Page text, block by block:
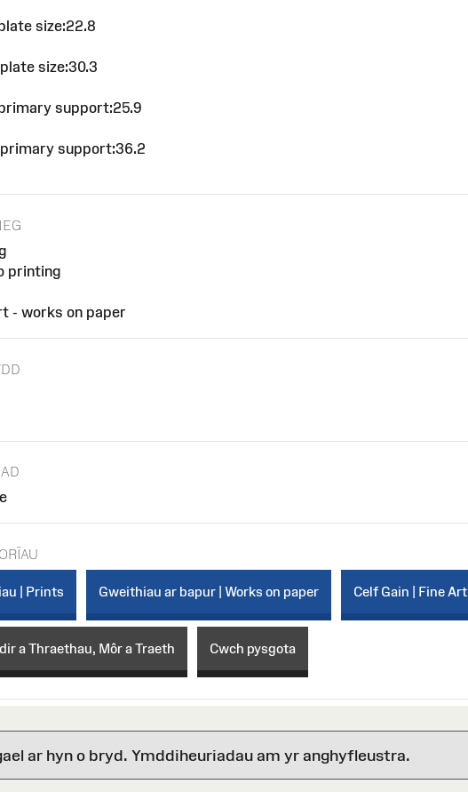
size:22.8
size:30.3
support:25.9
support:36.2
printing
- works on paper
| Prints Gweithiau ar bapur | Works on paper Celf Gain | Fine Art
a Thraethau, Môr a Traeth Cwch pysgota
ar hyn o bryd. Ymddiheuriadau am yr anghyfleustra.